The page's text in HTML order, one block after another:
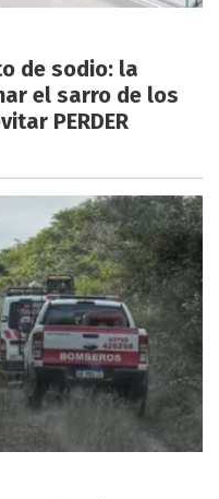
de sodio: la
el sarro de los
PERDER